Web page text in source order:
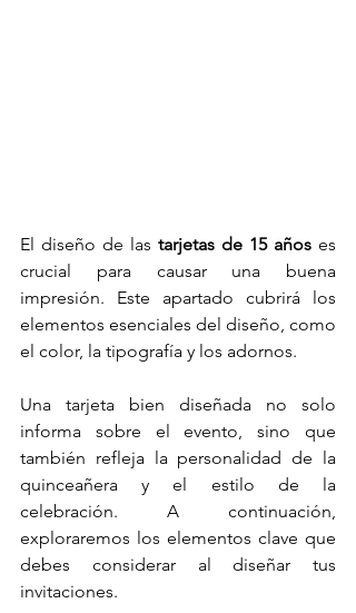
El diseño de las tarjetas de 15 años es
crucial para causar una buena
impresión. Este apartado cubrirá los
elementos esenciales del diseño, como
el color, la tipografía y los adornos.
Una tarjeta bien diseñada no solo
informa sobre el evento, sino que
también refleja la personalidad de la
quinceañera y el estilo de la
celebración. A continuación,
exploraremos los elementos clave que
debes considerar al diseñar tus
invitaciones.